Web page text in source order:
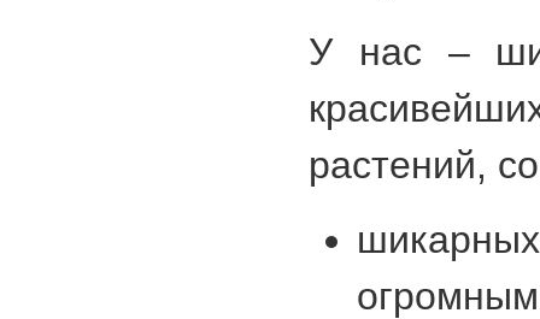
У нас –
растений,